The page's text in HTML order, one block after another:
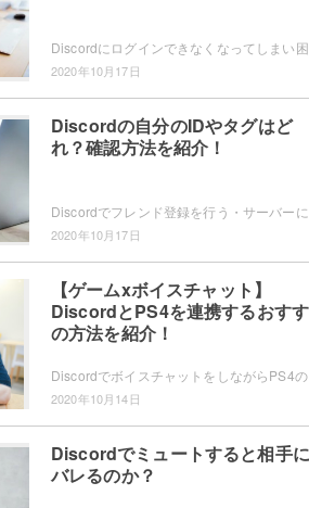
2020年10月17日
Discordの自分のIDやタグはど
れ？確認方法を紹介！
2020年10月17日
【ゲームxボイスチャット】
DiscordとPS4を連携するおす
の方法を紹介！
Discordでボイスチャ
2020年10月14日
Discordでミュートすると相手に
バレるのか？